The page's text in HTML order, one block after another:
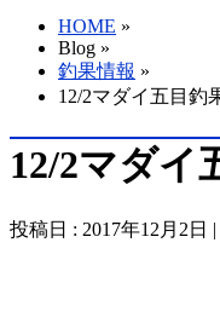
HOME »
Blog »
釣果情報 »
12/2マダイ五目釣
12/2マダイ
投稿日 : 2017年12月2日